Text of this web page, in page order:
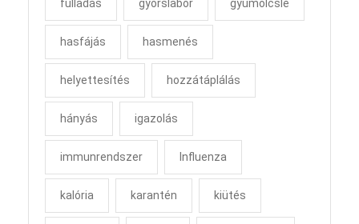
fulladás gyorslabor gyümölcslé
hasfájás hasmenés
helyettesítés hozzátáplálás
hányás igazolás
immunrendszer Influenza
kalória karantén kiütés